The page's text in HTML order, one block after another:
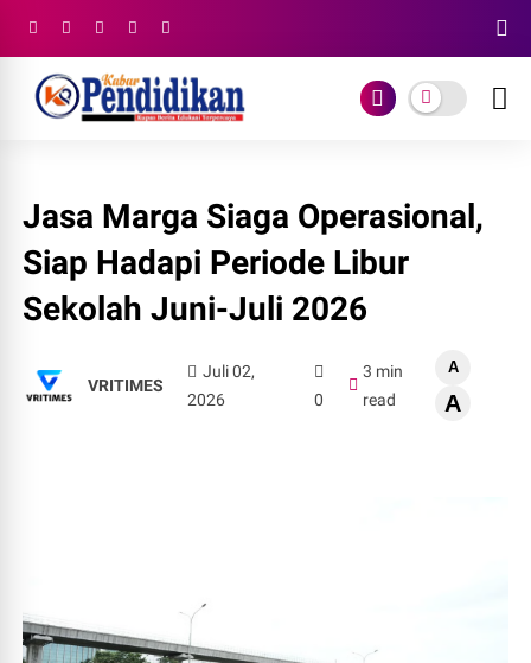
Jasa Marga Siaga Operasional,
Siap Hadapi Periode Libur
Sekolah Juni-Juli 2026
VRITIMES
Juli 02,
2026
0
3 min
read
A
A